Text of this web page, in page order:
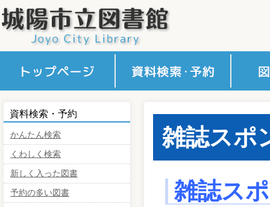
内
ス
雑誌スポ
雑誌ス
資料検索・予約
かんたん検索
くわしく検索
新しく入った図書
予約の多い図書